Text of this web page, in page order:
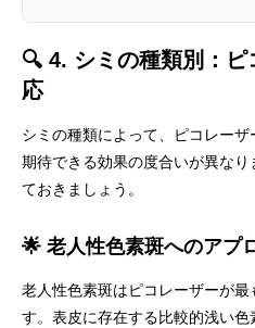
🔍 4. シミの種類別：
応
シミの種類によって、ピコレー
期待できる効果の度合いが異な
ておきましょう。
🌟 老人性色素斑へのアプ
老人性色素斑はピコレーザーが
す。表皮に存在する比較的浅い